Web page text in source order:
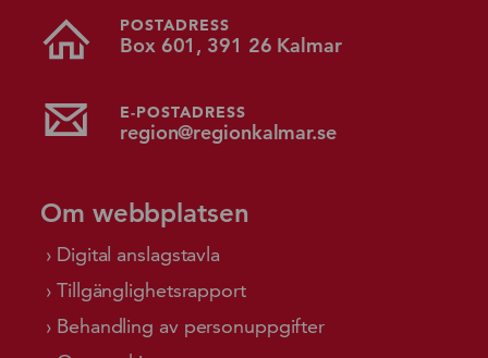
POSTADRESS
Box 601, 391 26 Kalmar
E-POSTADRESS
region@regionkalmar.se
Om webbplatsen
Digital anslagstavla
Tillgänglighetsrapport
Behandling av personuppgifter